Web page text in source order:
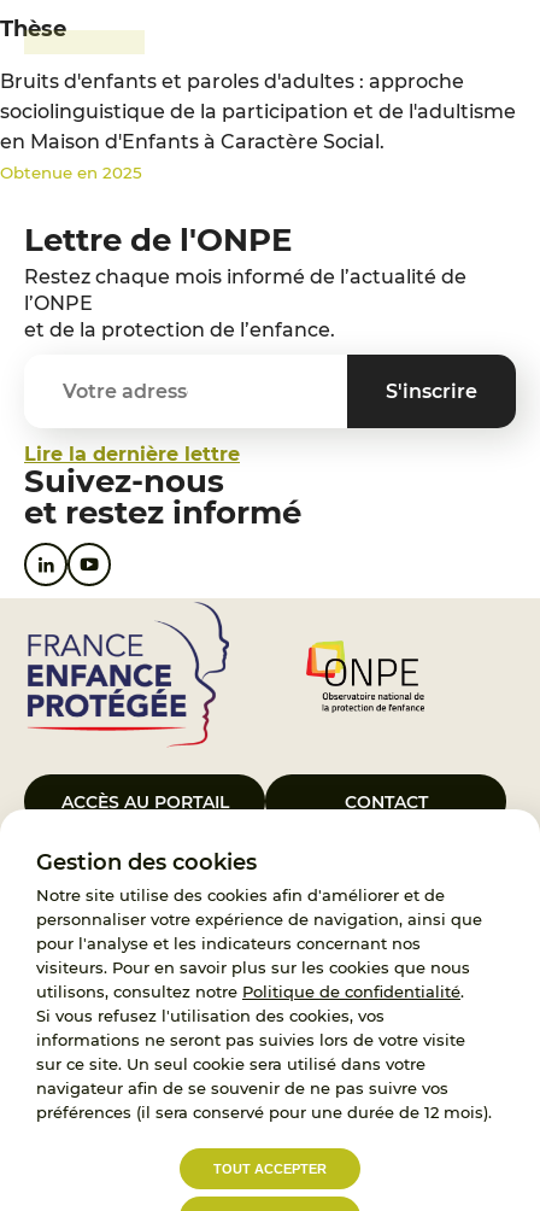
Gestion des cookies
Notre site utilise des cookies afin d'améliorer et de
personnaliser votre expérience de navigation, ainsi que
pour l'analyse et les indicateurs concernant nos
visiteurs. Pour en savoir plus sur les cookies que nous
utilisons, consultez notre Politique de confidentialité.
Si vous refusez l'utilisation des cookies, vos
informations ne seront pas suivies lors de votre visite
sur ce site. Un seul cookie sera utilisé dans votre
navigateur afin de se souvenir de ne pas suivre vos
préférences (il sera conservé pour une durée de 12 mois).
TOUT ACCEPTER
Thèse
Bruits d'enfants et paroles d'adultes : approche
sociolinguistique de la participation et de l'adultisme
en Maison d'Enfants à Caractère Social.
Obtenue en 2025
Lettre de l'ONPE
Restez chaque mois informé de l’actualité de
l’ONPE
et de la protection de l’enfance.
Lire la dernière lettre
Suivez-nous
et restez informé
ACCÈS AU PORTAIL CONTACT
Le Groupement d’Intérêt Public France Enfance Protégée, créé le 5
janvier 2023, a pour objet d’assurer les missions de service public du
119, d’accompagnement des adoptants et de traitement des
demandes d’accès aux origines personnelles. France Enfance
Protégée est également un observatoire et une ressource pour
l’ensemble des professionnels, ainsi qu’un appui à l’élaboration de la
politique publique à travers le soutien à l’activité des conseils
nationaux.
RECRUTEMENT
L’État, les Départements et les Associations au
service de la prévention et de la protection de
l’enfance.